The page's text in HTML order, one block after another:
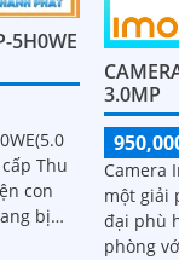
5H0WE
Thu
con
bị
3.0MP
Camera
một giải
đại phù
phòng